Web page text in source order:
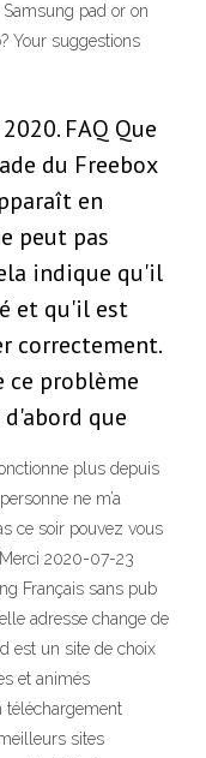
pad or on
Your suggestions
FAQ Que
du Freebox
en
peut pas
indique qu'il
et qu'il est
correctement.
ce problème
que
plus depuis
ne m’a
ce soir pouvez vous
Merci 2020-07-23
Français sans pub
adresse change de
est un site de choix
et animés
téléchargement
sites